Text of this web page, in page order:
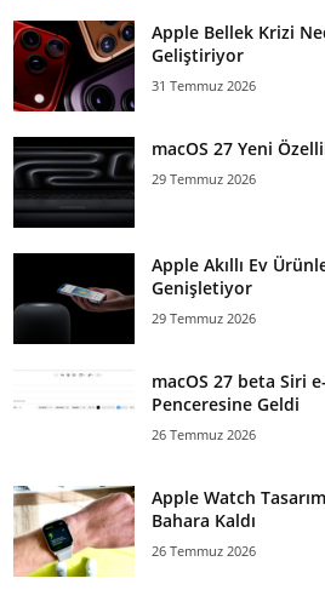
Apple Bellek Krizi
Geliştiriyor
31 Temmuz 2026
macOS 27 Yeni
29 Temmuz 2026
Apple Akıllı Ev
Genişletiyor
29 Temmuz 2026
macOS 27 beta Siri
Penceresine Geldi
26 Temmuz 2026
Apple Watch
Bahara Kaldı
26 Temmuz 2026